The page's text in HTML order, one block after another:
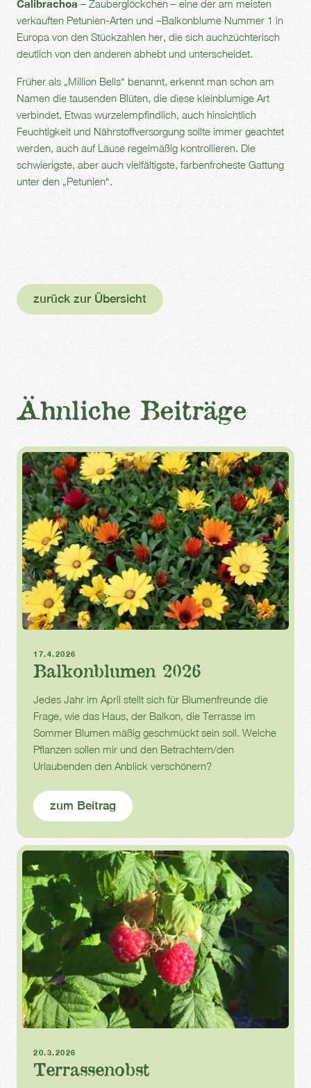
Calibrachoa – Zauberglöckchen – eine der am meisten
verkauften Petunien-Arten und –Balkonblume Nummer 1 in
Europa von den Stückzahlen her, die sich auchzüchterisch
deutlich von den anderen abhebt und unterscheidet.
Früher als „Million Bells“ benannt, erkennt man schon am
Namen die tausenden Blüten, die diese kleinblumige Art
verbindet. Etwas wurzelempfindlich, auch hinsichtlich
Feuchtigkeit und Nährstoffversorgung sollte immer geachtet
werden, auch auf Läuse regelmäßig kontrollieren. Die
schwierigste, aber auch vielfältigste, farbenfroheste Gattung
unter den „Petunien“.
zurück zur Übersicht
Ähnliche Beiträge
17.4.2026
Balkonblumen 2026
Jedes Jahr im April stellt sich für Blumenfreunde die
Frage, wie das Haus, der Balkon, die Terrasse im
Sommer Blumen mäßig geschmückt sein soll. Welche
Pflanzen sollen mir und den Betrachtern/den
Urlaubenden den Anblick verschönern?
zum Beitrag
20.3.2026
Terrassenobst